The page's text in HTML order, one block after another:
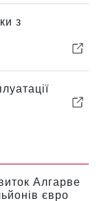
з
Алгарве
євро